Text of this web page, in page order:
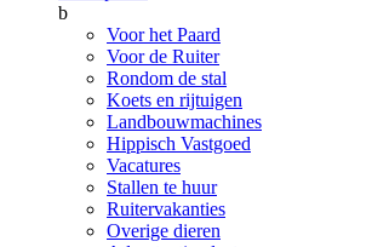
b
Voor het Paard
Voor de Ruiter
Rondom de stal
Koets en rijtuigen
Landbouwmachines
Hippisch Vastgoed
Vacatures
Stallen te huur
Ruitervakanties
Overige dieren